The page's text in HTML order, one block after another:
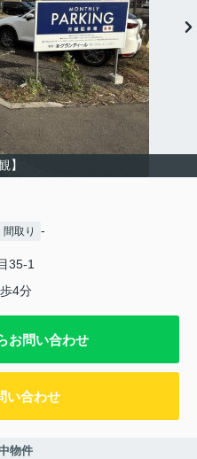
】
間取り -
35-1
4分
お問い合わせ
い合わせ
物件